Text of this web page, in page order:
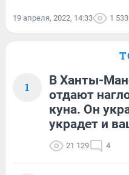
19 апреля, 2022, 14:33 1 533
1
В Ханты-
отдают
куна. Он
украдет и
21 129 4